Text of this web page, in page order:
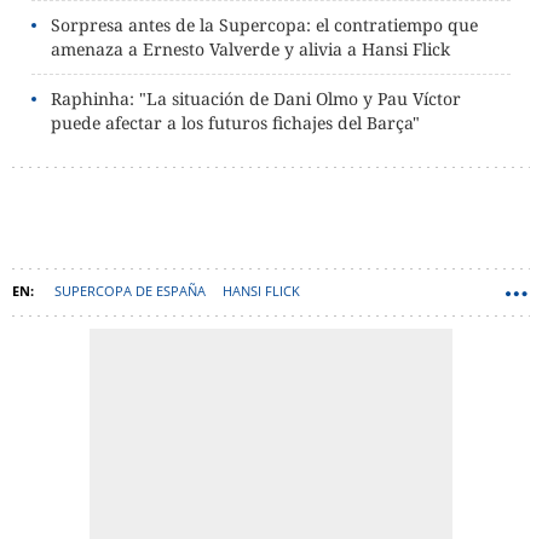
Sorpresa antes de la Supercopa: el contratiempo que
amenaza a Ernesto Valverde y alivia a Hansi Flick
Raphinha: "La situación de Dani Olmo y Pau Víctor
puede afectar a los futuros fichajes del Barça"
SUPERCOPA DE ESPAÑA HANSI FLICK